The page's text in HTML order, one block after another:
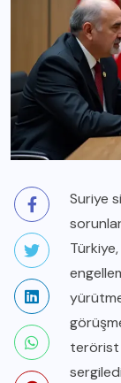
Suriye
Türkiye,
terörist